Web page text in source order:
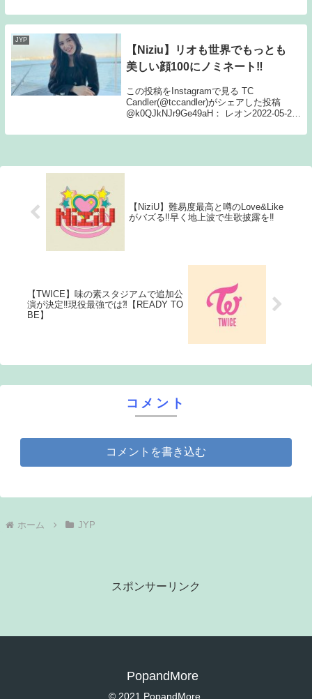
J」に入っている「日不落」をカバー‼台湾
など中華圏のファンにとっては懐かしい
JYP
【Niziu】リオも世界でもっとも
美しい顔100にノミネート‼
この投稿をInstagramで見る TC
Candler(@tccandler)がシェアした投稿
@k0QJkNJr9Ge49aH： レオン2022-05-22
🎉🎉🎉🎉🎉🎉��🎉🎉🎉🎉#tccan...
【NiziU】難易度最高と噂のLove&Like
がバズる‼早く地上波で生歌披露を‼
【TWICE】味の素スタジアムで追加公
演が決定‼現役最強では⁈【READY TO
BE】
コメント
コメントを書き込む
ホーム JYP
スポンサーリンク
PopandMore
© 2021 PopandMore.